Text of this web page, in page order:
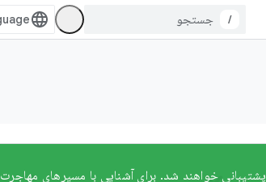
/
رابط‌های برنامه‌نویسی کاربردی گوگل فیت تا پایان سال ۲۰۲۶ پشتیبانی خواهند شد. برای آشنایی با مسیرهای مهاجرت